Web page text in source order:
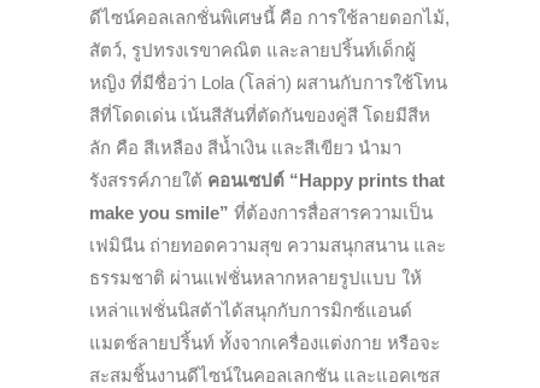
ดีไซน์คอลเลกชั่นพิเศษนี้ คือ การใช้ลายดอกไม้,
สัตว์, รูปทรงเรขาคณิต และลายปริ้นท์เด็กผู้
หญิง ที่มีชื่อว่า Lola (โลล่า) ผสานกับการใช้โทน
สีที่โดดเด่น เน้นสีสันที่ตัดกันของคู่สี โดยมีสีห
ลัก คือ สีเหลือง สีน้ำเงิน และสีเขียว นำมา
รังสรรค์ภายใต้ คอนเซปต์ “Happy prints that
make you smile” ที่ต้องการสื่อสารความเป็น
เฟมินีน ถ่ายทอดความสุข ความสนุกสนาน และ
ธรรมชาติ ผ่านแฟชั่นหลากหลายรูปแบบ ให้
เหล่าแฟชั่นนิสต้าได้สนุกกับการมิกซ์แอนด์
แมตช์ลายปริ้นท์ ทั้งจากเครื่องแต่งกาย หรือจะ
สะสมชิ้นงานดีไซน์ในคอลเลกชัน และแอคเซส